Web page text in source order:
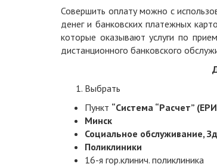
Совершить оплату можно с
денег и банковских платежных
которые оказывают услуги по
дистанционного банковского
Выбрать
Пункт “Система “Расчет”
Минск
Социальное обслуживание,
Поликлиники
16-я гор.клинич. поликлиника